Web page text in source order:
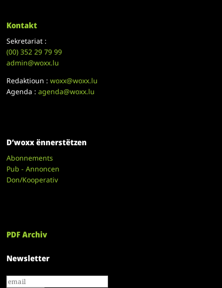
Kontakt
Sekretariat :
(00)352 29 79 99
admin@woxx.lu
Redaktioun :woxx@woxx.lu
Agenda :agenda@woxx.lu
D’woxx ënnerstëtzen
Abonnements
Pub - Annoncen
Don/Kooperativ
PDF Archiv
Newsletter